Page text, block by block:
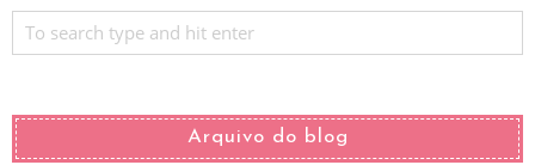
Arquivo do blog